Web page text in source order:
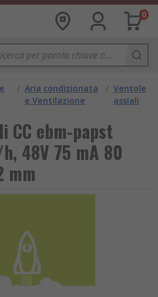
0
/ Aria condizionata
e Ventilazione
/ Ventole
assiali
CC ebm-papst
48V 75 mA 80
mm